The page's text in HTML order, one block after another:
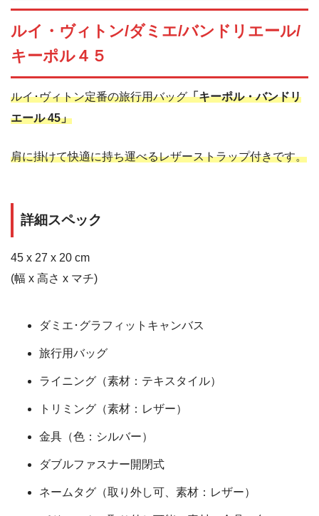
ルイ・ヴィトン/ダミエ/バンドリエール/
キーポル４５
ルイ･ヴィトン定番の旅行用バッグ「キーポル・バンドリ
エール 45」
肩に掛けて快適に持ち運べるレザーストラップ付きです。
詳細スペック
45 x 27 x 20 cm
(幅 x 高さ x マチ)
ダミエ･グラフィットキャンバス
旅行用バッグ
ライニング（素材：テキスタイル）
トリミング（素材：レザー）
金具（色：シルバー）
ダブルファスナー開閉式
ネームタグ（取り外し可、素材：レザー）